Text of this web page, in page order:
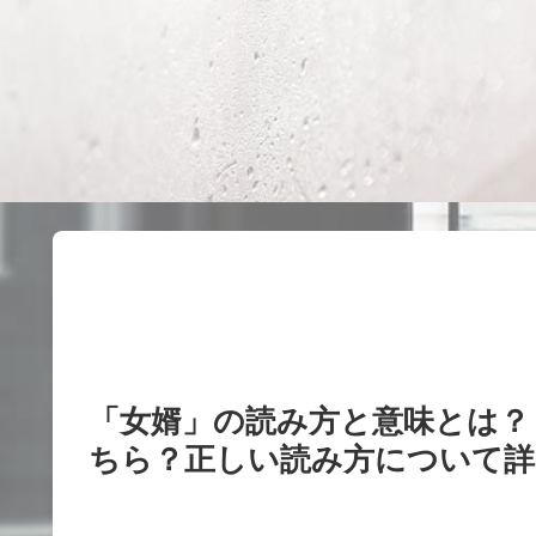
「女婿」の読み方と意味とは
ちら？正しい読み方について